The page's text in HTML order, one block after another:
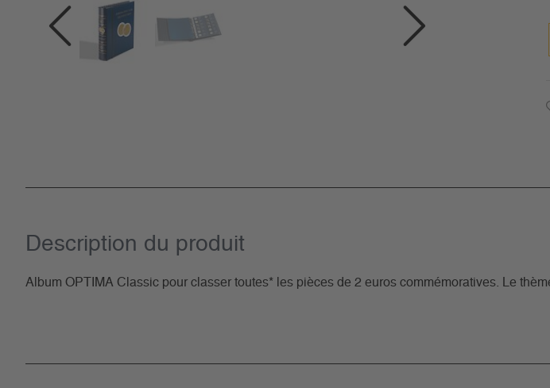
Description du­ produit
Album OPTIMA Classic pour classer toutes* les pièces de 2 euros commémoratives. Le